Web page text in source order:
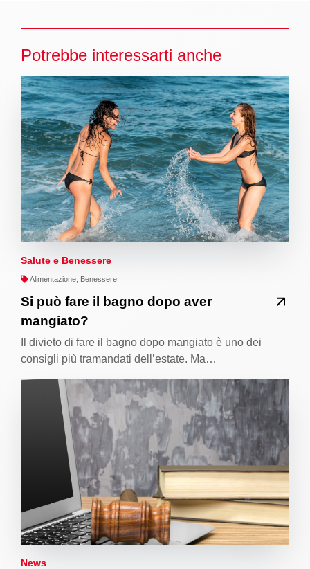
Potrebbe interessarti anche
Salute e Benessere
Alimentazione, Benessere
Si può fare il bagno dopo aver
mangiato?
Il divieto di fare il bagno dopo mangiato è uno dei
consigli più tramandati dell’estate. Ma…
News